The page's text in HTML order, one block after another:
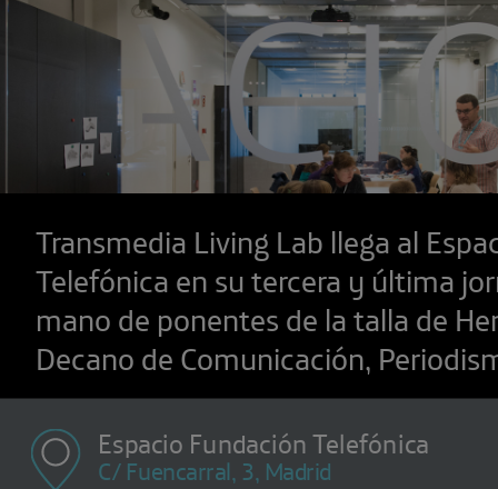
Transmedia Living Lab llega al
Telefónica en su tercera y última
mano de ponentes de la talla de
Decano de Comunicación,
Espacio Fundación Telefónica
C/ Fuencarral, 3, Madrid